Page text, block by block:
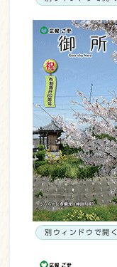
別ウィンドウで開く